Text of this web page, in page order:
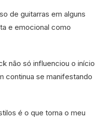
de guitarras em alguns
e emocional como
não só influenciou o início
continua se manifestando
é o que torna o meu